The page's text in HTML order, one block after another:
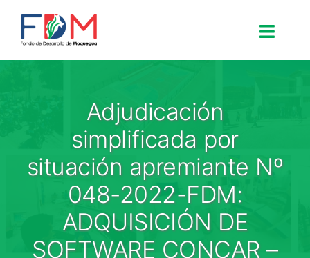
Search for:
Nosotros
Proyectos
Adjudicación
simplificada por
situación apremiante Nº
048-2022-FDM:
ADQUISICIÓN DE
SOFTWARE CONCAR –